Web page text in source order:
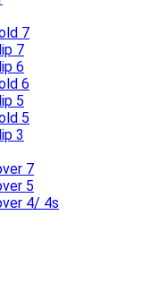
7
7
6
6
5
5
3
7
5
4/ 4s